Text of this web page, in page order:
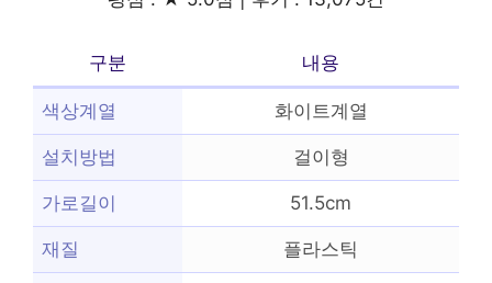
구분 내용
색상계열 화이트계열
설치방법 걸이형
가로길이 51.5cm
재질 플라스틱